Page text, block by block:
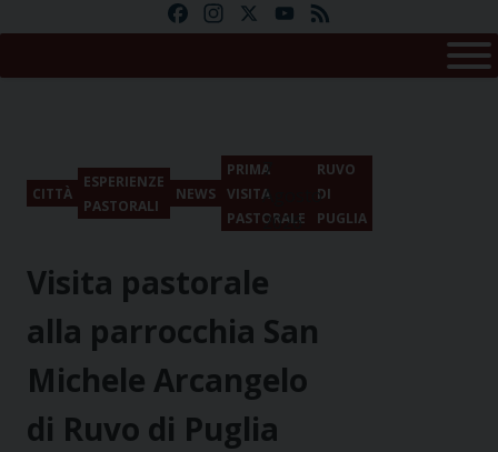
FacebookInstagramYouTube
CITTÀ
ESPERIENZE
PASTORALI
NEWS
PRIMA
VISITA
PASTORALE
RUVO
DI
PUGLIA
7
Agosto
2026
Visita pastorale
alla parrocchia San
Michele Arcangelo
di Ruvo di Puglia